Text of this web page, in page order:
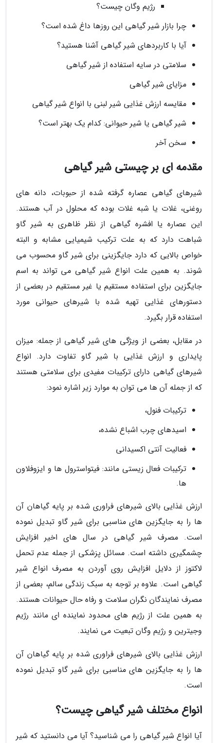
رژیم وگان چیست؟
چرا بازار شیر گیاهی این روزها داغ شده است؟
آیا با کاربردهای شیر گیاهی آشنا هستید؟
سلامتی در سایه استفاده از شیر گیاهی
مزایای شیر گیاهی
مقایسه ارزش غذایی شیر لبنی با انواع شیر گیاهی
شیر گیاهی یا شیر حیوانی: کدام یک بهتر است؟
سخن آخر
مقدمه ای بر چیستی شیر گیاهی
شیرهای گیاهی عصاره گرفته شده از حبوبات، دانه های
روغنی، غلات یا شبه غلات بوده که محلول در آب هستند.
این عصاره یا افشره گیاهی از نظر ظاهری به شیر گاو
شباهت دارد که به علت ترکیب شیمیایی مشابه و البته
خواص بالایی که دارد جایگزینی برای شیر گاو محسوب می
شوند. به همین علت انواع شیر گیاهی می تواند به اسم
جایگزین برای استفاده مستقیم یا غیر مستقیم در بعضی از
دستورهای غذایی تهیه شده با شیرهای حیوانی مورد
استفاده قرار بگیرد.
در مقابل، بعضی از ویژگی های شیر گیاهی از جمله: میزان
پایداری و ارزش غذایی با شیر گاو تفاوت دارد. انواع
شیرهای گیاهی دارای ترکیبات مفیدی برای سلامتی هستند
که از جمله آن ها می توان به موارد زیر اشاره نمود:
ترکیبات فنول،
اسیدهای چرب اشباع نشده،
فعالیت آنتی اکسیدانی
ترکیبات فعال زیستی مانند: فیتواسترول ها و ایزوفلاون
ها.
ارزش غذایی بالای شیرهای فراوری شده بر پایه گیاهان آن
ها را به جایگزین های مناسبی برای شیر گاو تبدیل نموده
است. مصرف شیر گیاهی در سال های اخیر افزایش
چشمگیری داشته است. مسائل پزشکی از جمله عدم تحمل
لاکتوز از دلایل افزایش روی آوردن به مصرف انواع شیر
گیاهی است. علاوه بر توجه به سبک زندگی سالم، بعضی از
مصرف نمایندگان نگران سلامت و رفاه حال حیوانات هستند.
به همین علت از رژیم های محدود نماینده ای مانند رژیم
وجیترین و رژیم وگان تبعیت می نمایند.
ارزش غذایی بالای شیرهای فراوری شده بر پایه گیاهان آن
ها را به جایگزین های مناسبی برای شیر گاو تبدیل نموده
است.
انواع مختلف شیر گیاهی چیست؟
آیا انواع شیر گیاهی را می شناسید؟ آیا می دانستید که شیر